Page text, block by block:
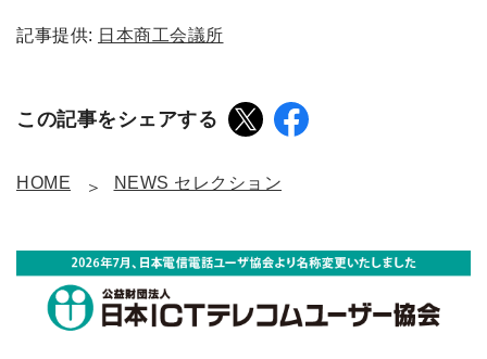
記事提供: 日本商工会議所
この記事をシェアする
HOME NEWS セレクション